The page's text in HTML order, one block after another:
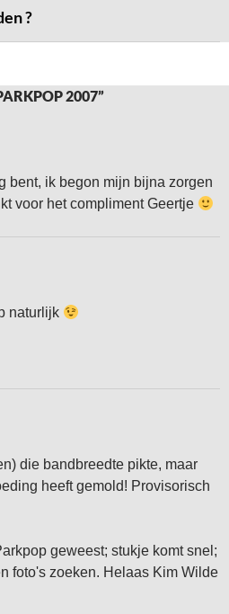
?
2007”
bent, ik begon mijn bijna zorgen
voor het compliment Geertje
naturlijk
die bandbreedte pikte, maar
heeft gemold! Provisorisch
geweest; stukje komt snel;
foto's zoeken. Helaas Kim Wilde